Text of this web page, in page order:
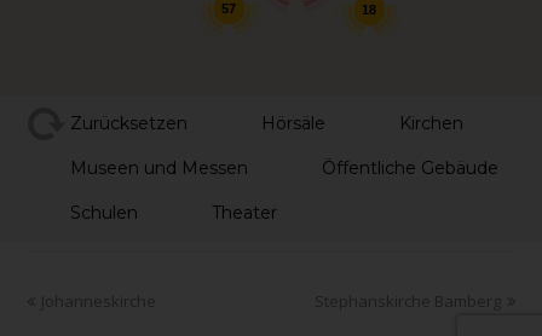
57 18
Zurücksetzen Hörsäle Kirchen
Museen und Messen Öffentliche Gebäude
Schulen Theater
Johanneskirche Stephanskirche Bamberg